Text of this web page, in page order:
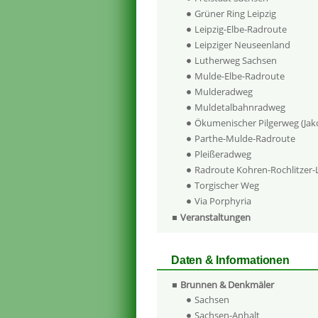
Grüner Ring Leipzig
Leipzig-Elbe-Radroute
Leipziger Neuseenland
Lutherweg Sachsen
Mulde-Elbe-Radroute
Mulderadweg
Muldetalbahnradweg
Ökumenischer Pilgerweg
Parthe-Mulde-Radroute
Pleißeradweg
Radroute Kohren-Rochlitzer-
Torgischer Weg
Via Porphyria
Veranstaltungen
Daten & Informationen
Brunnen & Denkmäler
Sachsen
Sachsen-Anhalt